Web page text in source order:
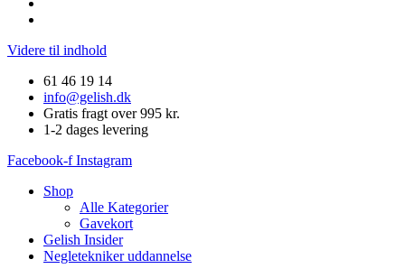
Videre til indhold
61 46 19 14
info@gelish.dk
Gratis fragt over 995 kr.
1-2 dages levering
Facebook-f Instagram
Shop
Alle Kategorier
Gavekort
Gelish Insider
Negletekniker uddannelse